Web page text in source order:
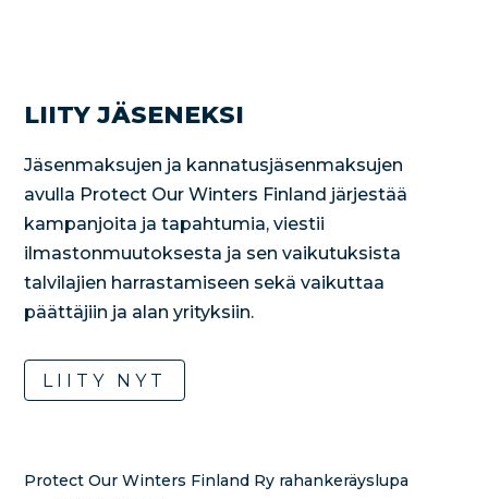
LIITY JÄSENEKSI
Jäsenmaksujen ja kannatusjäsenmaksujen
avulla Protect Our Winters Finland järjestää
kampanjoita ja tapahtumia, viestii
ilmastonmuutoksesta ja sen vaikutuksista
talvilajien harrastamiseen sekä vaikuttaa
päättäjiin ja alan yrityksiin.
LIITY NYT
Protect Our Winters Finland Ry rahankeräyslupa